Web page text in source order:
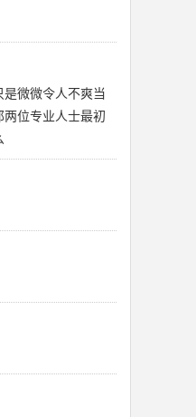
微微令人不爽当
位专业人士最初